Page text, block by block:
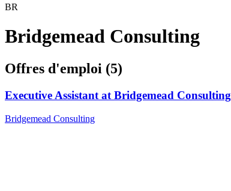
BR
Bridgemead Consulting
Offres d'emploi (5)
Executive Assistant at Bridgemead Consulting
Bridgemead Consulting